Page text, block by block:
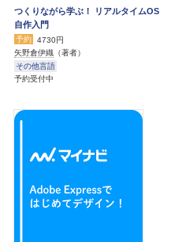
つくりながら学ぶ！ リアルタイムOS
自作入門
予約
4730円
矢野倉伊織 （著者）
その他言語
予約受付中